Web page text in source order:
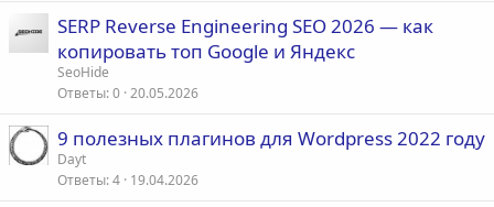
SERP Reverse Engineering SEO 2026 — как
копировать топ Google и Яндекс
SeoHide
Ответы 0 20.05.2026
9 полезных плагинов для Wordpress 2022 году
Dayt
Ответы 4 19.04.2026